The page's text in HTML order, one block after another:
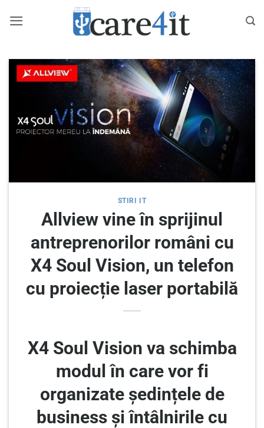
STIRI IT
Allview vine în sprijinul
antreprenorilor români cu
X4 Soul Vision, un telefon
cu proiecție laser portabilă
X4 Soul Vision va schimba
modul în care vor fi
organizate ședințele de
business și întâlnirile cu